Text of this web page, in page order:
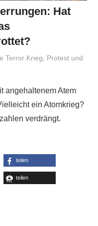
Hat
Terror Krieg
Protest und
angehaltenem Atem
ein Atomkrieg?
verdrängt.
teilen
teilen